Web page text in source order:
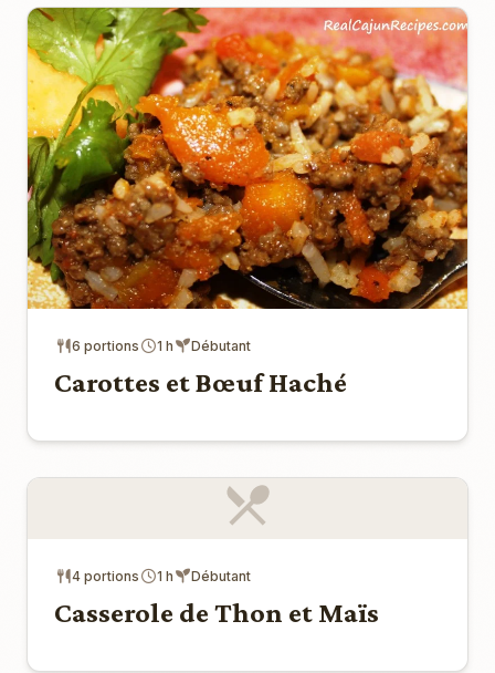
6 portions 1 h Débutant
Carottes et Bœuf Haché
4 portions 1 h Débutant
Casserole de Thon et Maïs